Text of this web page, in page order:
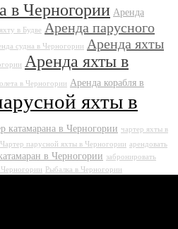
в Черногории Аренда
в Будве
Аренда парусного
судна в Черногории
Аренда яхты
Аренда яхты в
в Черногории Аренда корабля в
яхты в
катамарана в Черногории чартер яхты в
Чартер парусной яхты в Черногории арендовать
в Черногории забронировать
Рыбалка в Черногории